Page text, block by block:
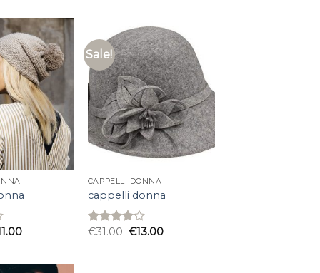
Sale!
CAPPELLI DONNA
cappelli donna
Rated
€31.00 €13.00